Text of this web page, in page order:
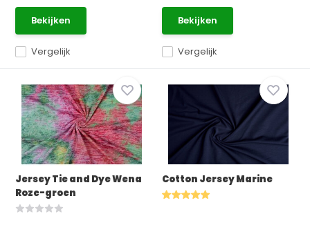
Vergelijk
Bekijken
Vergelijk
Bekijken
Jersey Tie and Dye Wena
Roze-groen
Cotton Jersey Marine